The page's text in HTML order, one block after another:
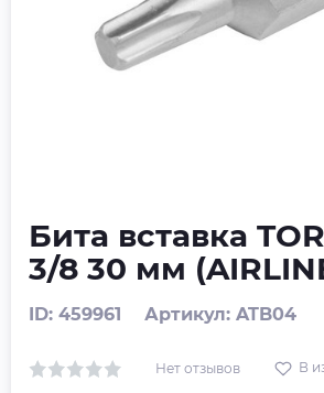
Бита вставка
3/8 30 мм
ID: 459961 Артикул: ATB04
Нет отзывов В